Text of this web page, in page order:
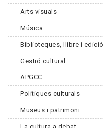
Arts visuals
Música
Biblioteques, llibre i edició
Gestió cultural
APGCC
Polítiques culturals
Museus i patrimoni
La cultura a debat